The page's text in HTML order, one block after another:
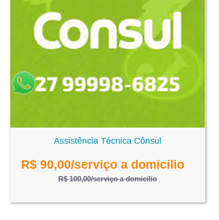
Assistência Técnica Cônsul
R$ 90,00/serviço a domicilio
R$ 100,00/serviço a domicilio